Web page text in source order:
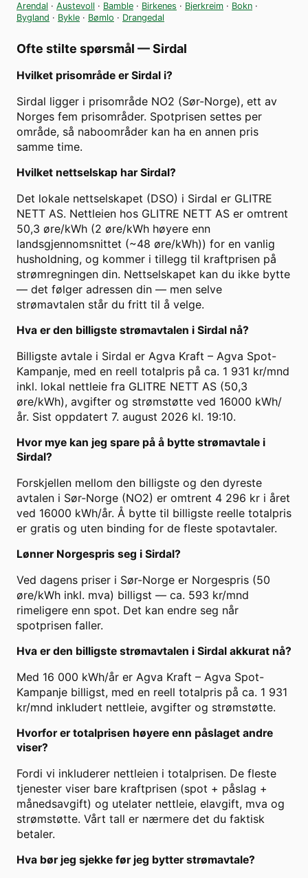
Arendal · Austevoll · Bamble · Birkenes · Bjerkreim · Bokn ·
Bygland · Bykle · Bømlo · Drangedal
Ofte stilte spørsmål —Sirdal
Hvilket prisområde er Sirdal i?
Sirdal ligger i prisområde NO2 (Sør-Norge), ett av
Norges fem prisområder. Spotprisen settes per
område, så naboområder kan ha en annen pris
samme time.
Hvilket nettselskap har Sirdal?
Det lokale nettselskapet (DSO) i Sirdal er GLITRE
NETT AS. Nettleien hos GLITRE NETT AS er omtrent
50,3 øre/kWh (2 øre/kWh høyere enn
landsgjennomsnittet (~48 øre/kWh)) for en vanlig
husholdning, og kommer i tillegg til kraftprisen på
strømregningen din. Nettselskapet kan du ikke bytte
— det følger adressen din — men selve
strømavtalen står du fritt til å velge.
Hva er den billigste strømavtalen i Sirdal nå?
Billigste avtale i Sirdal er Agva Kraft – Agva Spot-
Kampanje, med en reell totalpris på ca. 1 931 kr/mnd
inkl. lokal nettleie fra GLITRE NETT AS (50,3
øre/kWh), avgifter og strømstøtte ved 16000 kWh/
år. Sist oppdatert 7. august 2026 kl. 19:10.
Hvor mye kan jeg spare på å bytte strømavtale i
Sirdal?
Forskjellen mellom den billigste og den dyreste
avtalen i Sør-Norge (NO2) er omtrent 4 296 kr i året
ved 16000 kWh/år. Å bytte til billigste reelle totalpris
er gratis og uten binding for de fleste spotavtaler.
Lønner Norgespris seg i Sirdal?
Ved dagens priser i Sør-Norge er Norgespris (50
øre/kWh inkl. mva) billigst — ca. 593 kr/mnd
rimeligere enn spot. Det kan endre seg når
spotprisen faller.
Hva er den billigste strømavtalen i Sirdal akkurat nå?
Med 16 000 kWh/år er Agva Kraft – Agva Spot-
Kampanje billigst, med en reell totalpris på ca. 1 931
kr/mnd inkludert nettleie, avgifter og strømstøtte.
Hvorfor er totalprisen høyere enn påslaget andre
viser?
Fordi vi inkluderer nettleien i totalprisen. De fleste
tjenester viser bare kraftprisen (spot + påslag +
månedsavgift) og utelater nettleie, elavgift, mva og
strømstøtte. Vårt tall er nærmere det du faktisk
betaler.
Hva bør jeg sjekke før jeg bytter strømavtale?